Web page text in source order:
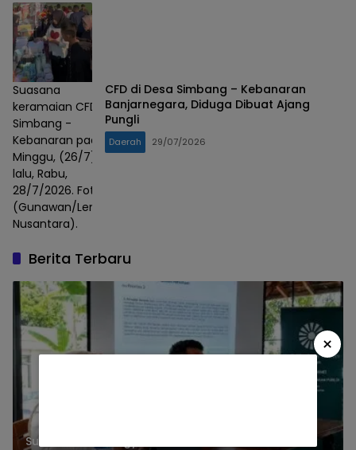
Suasana
keramaian CFD
Simbang -
Kebanaran pada
Minggu, (26/7)
lalu, Rabu,
28/7/2026. Foto :
(Gunawan/Lensa
Nusantara).
CFD di Desa Simbang – Kebanaran
Banjarnegara, Diduga Dibuat Ajang
Pungli
Daerah 29/07/2026
Berita Terbaru
Survei PAR Strategy Center Petakan 5 Masalah
×